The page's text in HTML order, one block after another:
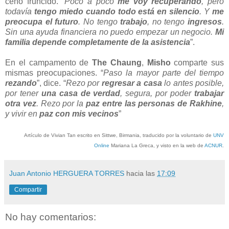
todavía tengo miedo cuando todo está en silencio. Yme
preocupa el futuro. No tengo trabajo, no tengo ingresos.
Sin una ayuda financiera no puedo empezar un negocio. Mi
familia depende completamente de la asistencia”.
En el campamento de The Chaung, Misho comparte sus
mismas preocupaciones. “Paso la mayor parte del tiempo
rezando”, dice. “Rezo por regresar a casa lo antes posible,
por tener una casa de verdad, segura, por poder trabajar
otra vez. Rezo por lapaz entre las personas de Rakhine,
y vivir en paz con mis vecinos”
Artículo de Vivian Tan escrito en Sittwe, Birmania, traducido por la voluntario de UNV
Online Mariana La Greca, y visto en la web de ACNUR
Juan Antonio HERGUERA TORRES hacia las 17:09
Compartir
No hay comentarios: